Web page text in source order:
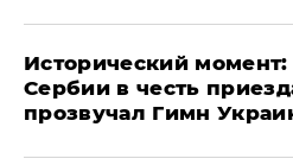
Исторический момент:
Сербии в честь
прозвучал Гимн